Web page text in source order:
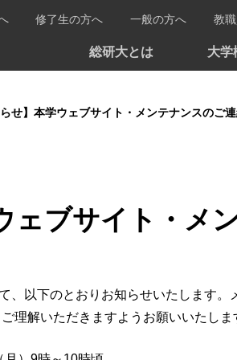
総研大とは 大学
修了生の方へ 一般の方へ 教
らせ】本学ウェブサイト・メンテナンスのご
ェブサイト・メ
、以下のとおりお知らせいたします
理解いただきますようお願いいたしま